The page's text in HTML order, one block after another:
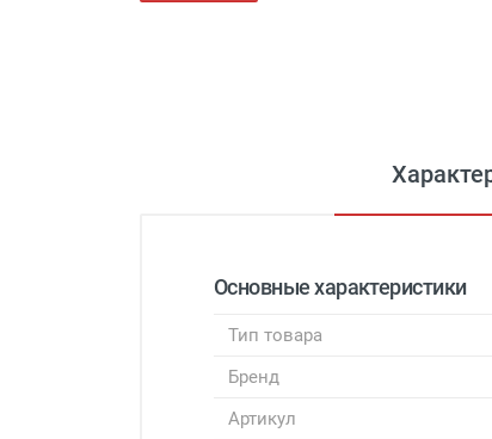
Основные характеристики
Тип товара
Бренд
Артикул